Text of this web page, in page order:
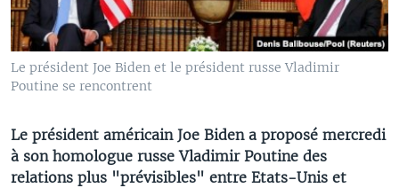
Le président Joe Biden et le président russe Vladimir
Poutine se rencontrent
Le président américain Joe Biden a proposé mercredi
à son homologue russe Vladimir Poutine des
relations plus "prévisibles" entre Etats-Unis et